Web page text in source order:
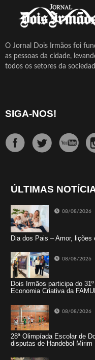
O Jornal Dois Irmãos foi
as pessoas da cidade,
todos os setores da
SIGA-NOS!
ÚLTIMAS
08/08/2026
Dia dos Pais – Amor, lições
08/08/2026
Dois Irmãos participa do
Economia Criativa da
08/08/2026
28ª Olimpíada Escolar de
disputas de Handebol Mirim